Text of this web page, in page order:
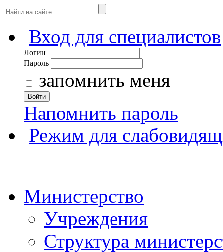
Вход для специалистов
Логин
Пароль
запомнить меня
Войти
Напомнить пароль
Режим для
Министерство
Учреждения
Структура